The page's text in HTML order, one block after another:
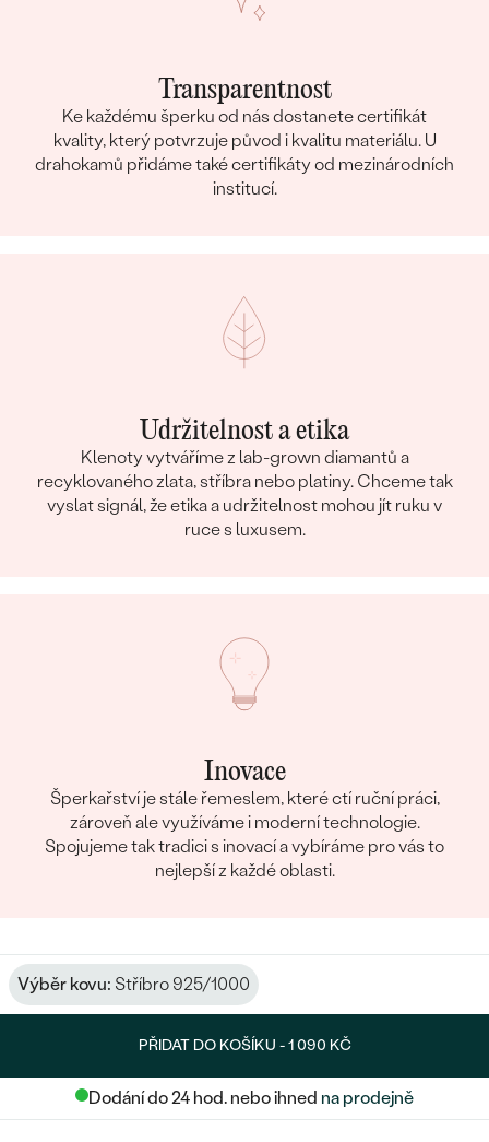
Transparentnost
Ke každému šperku od nás dostanete certifikát
kvality, který potvrzuje původ i kvalitu materiálu. U
drahokamů přidáme také certifikáty od mezinárodních
institucí.
Udržitelnost a etika
Klenoty vytváříme z lab-grown diamantů a
recyklovaného zlata, stříbra nebo platiny. Chceme tak
vyslat signál, že etika a udržitelnost mohou jít ruku v
ruce s luxusem.
Inovace
Šperkařství je stále řemeslem, které ctí ruční práci,
zároveň ale využíváme i moderní technologie.
Spojujeme tak tradici s inovací a vybíráme pro vás to
nejlepší z každé oblasti.
Výběr kovu: Stříbro 925/1000
PŘIDAT DO KOŠÍKU -1 090 KČ
Dodání do 24 hod. nebo ihned na prodejně